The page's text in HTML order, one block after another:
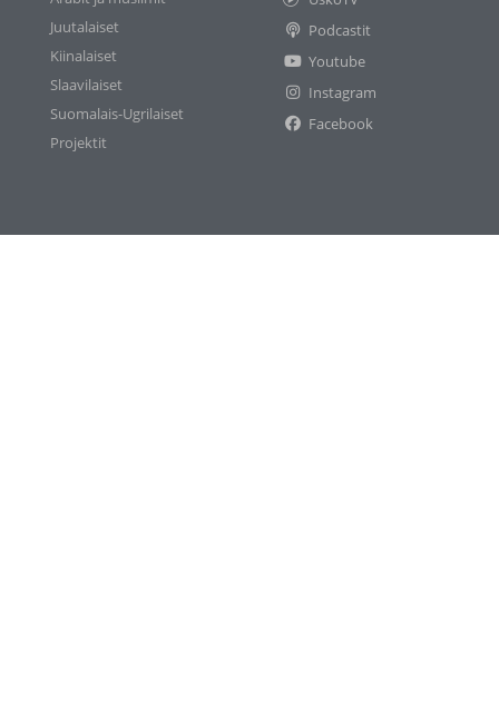
Juutalaiset
Kiinalaiset
Slaavilaiset
Suomalais-Ugrilaiset
Projektit
Podcastit
Youtube
Instagram
Facebook